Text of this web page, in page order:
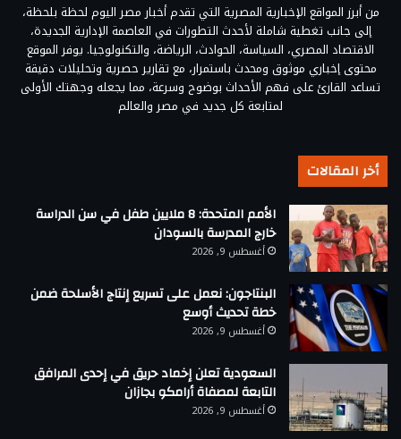
من أبرز المواقع الإخبارية المصرية التي تقدم أخبار مصر اليوم لحظة بلحظة،
إلى جانب تغطية شاملة لأحدث التطورات في العاصمة الإدارية الجديدة،
الاقتصاد المصري، السياسة، الحوادث، الرياضة، والتكنولوجيا. يوفر الموقع
محتوى إخباري موثوق ومحدث باستمرار، مع تقارير حصرية وتحليلات دقيقة
تساعد القارئ على فهم الأحداث بوضوح وسرعة، مما يجعله وجهتك الأولى
لمتابعة كل جديد في مصر والعالم
أخر المقالات
الأمم المتحدة: 8 ملايين طفل في سن الدراسة
خارج المدرسة بالسودان
أغسطس 9, 2026
البنتاجون: نعمل على تسريع إنتاج الأسلحة ضمن
خطة تحديث أوسع
أغسطس 9, 2026
السعودية تعلن إخماد حريق في إحدى المرافق
التابعة لمصفاة أرامكو بجازان
أغسطس 9, 2026